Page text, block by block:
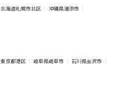
北海道札幌市北区
沖縄県浦添市
東京都港区 岐阜県岐阜市 石川県金沢市